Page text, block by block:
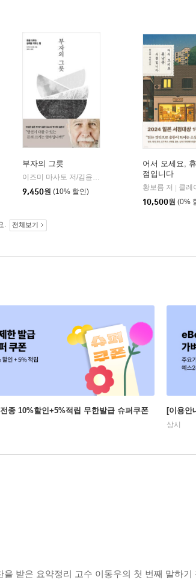
부자의 그릇
이즈미 마사토 저/김윤수 역
9,450원 (10% 할인)
어서 오세요,
점입니다
황보름 저
클레
10,500원 (0%
. 전체보기
종 10%할인+5%적립 무한발급 슈퍼쿠폰 [이용안
상시
받은 요약정리 고수 이동우의 첫 번째 말하